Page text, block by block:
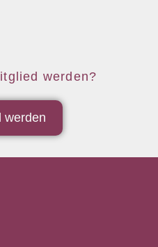
werden?
werden